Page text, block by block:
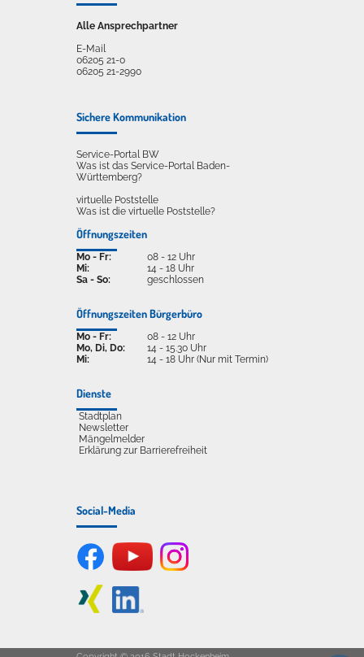
Alle Ansprechpartner
E-Mail
06205 21-0
06205 21-2990
Sichere Kommunikation
Service-Portal BW
Was ist das Service-Portal Baden-
Württemberg?
virtuelle Poststelle
Was ist die virtuelle Poststelle?
Öffnungszeiten
Mo - Fr:
Mi:
Sa - So:
08 - 12 Uhr
14 - 18 Uhr
geschlossen
Öffnungszeiten Bürgerbüro
Mo - Fr:
Mo, Di, Do:
Mi:
08 - 12 Uhr
14 - 15.30 Uhr
14 - 18 Uhr (Nur mit Termin)
Dienste
Stadtplan
Newsletter
Mängelmelder
Erklärung zur Barrierefreiheit
Social-Media